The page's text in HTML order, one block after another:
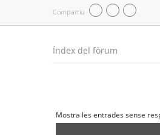
Compartiu
Índex del fòrum
Mostra les entrades sense